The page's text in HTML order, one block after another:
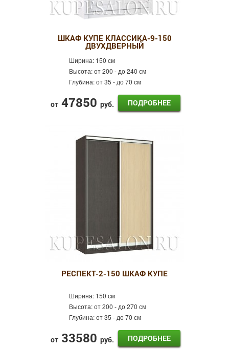
ШКАФ КУПЕ КЛАССИКА-9-150
ДВУХДВЕРНЫЙ
Ширина: 150 см
Высота:от 200 - до 240 см
Глубина:от 35 - до 70 см
от 47850 руб. ПОДРОБНЕЕ
РЕСПЕКТ-2-150 ШКАФ КУПЕ
Ширина: 150 см
Высота:от 200 - до 270 см
Глубина:от 35 - до 70 см
от 33580 руб. ПОДРОБНЕЕ